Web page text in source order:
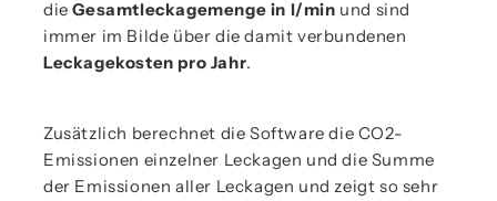
dieGesamtleckagemenge in l/min und sind
immer im Bilde über die damit verbundenen
Leckagekosten pro Jahr.
Zusätzlich berechnet die Software die CO2-
Emissionen einzelner Leckagen und die Summe
der Emissionen aller Leckagen und zeigt so sehr